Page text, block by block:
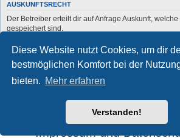
Diese Website nutzt Cookies, um dir
bestmöglichen Komfort bei der
bieten. Mehr erfahren
Verstanden!
AUSKUNFTSRECHT
Der Betreiber erteilt dir auf Anfrage Auskunft,
gespeichert sind.
Du kannst jederzeit die Löschung bzw. Sperrung
Kontaktiere hierzu bitte den Betreiber.
support forum tricolor phpBB
Limited
Deutsche Übersetzung durch
Impressum und